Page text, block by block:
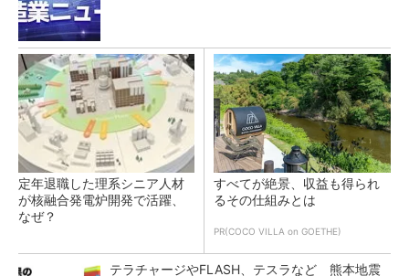
定年退職した理系シニア人材
が核融合発電炉開発で活躍、
なぜ？
すべてが絶景、収益も得られ
るその仕組みとは
PR(COCO VILLA on GOETHE)
テラチャージやFLASH、テスラなど 熊本地震